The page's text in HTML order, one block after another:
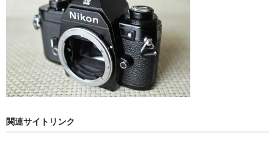
関連サイトリンク